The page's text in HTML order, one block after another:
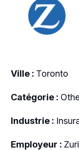
Ville : Toronto
Catégorie :
Industrie :
Employeur :